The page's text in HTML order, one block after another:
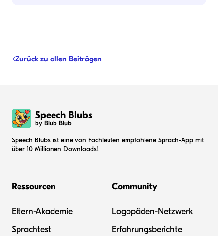
Zurück zu allen Beiträgen
Speech Blubs
by Blub Blub
Speech Blubs ist eine von Fachleuten empfohlene Sprach-App mit
über 10 Millionen Downloads!
Ressourcen
Eltern-Akademie
Sprachtest
Community
Logopäden-Netzwerk
Erfahrungsberichte